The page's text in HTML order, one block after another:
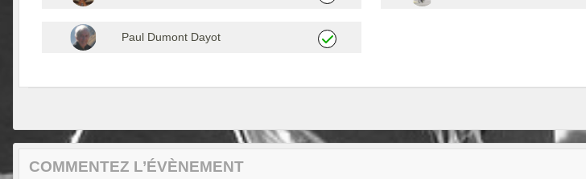
Paul Dumont Dayot
COMMENTEZ L’ÉVÈNEMENT